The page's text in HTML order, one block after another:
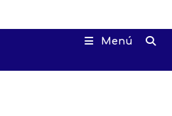
Menú